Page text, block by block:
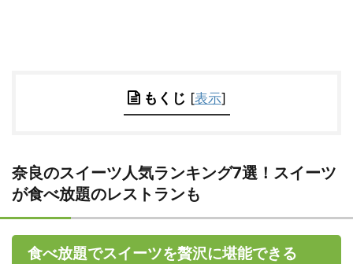
もくじ [表示]
奈良のスイーツ人気ランキング7選！スイーツ
が食べ放題のレストランも
食べ放題でスイーツを贅沢に堪能できる